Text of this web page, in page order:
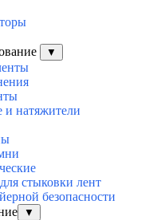
▼
натяжители
стыковки лент
безопасности
▼